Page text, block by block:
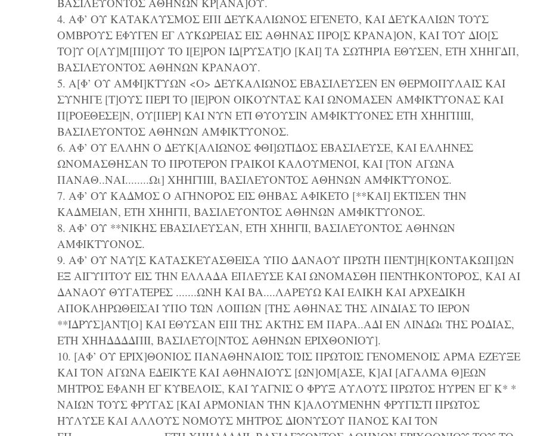
4. ΑΦ’ ΟΥ ΚΑΤΑΚΛΥΣΜΟΣ ΕΠΙ ΔΕΥΚΑΛΙΩΝΟΣ ΕΓΕΝΕΤΟ, ΚΑΙ ΔΕΥΚΑΛΙΩΝ ΤΟΥΣ
ΟΜΒΡΟΥΣ ΕΦΥΓΕΝ ΕΓ ΛΥΚΩΡΕΙΑΣ ΕΙΣ ΑΘΗΝΑΣ ΠΡΟ[Σ ΚΡΑΝΑ]ΟΝ, ΚΑΙ ΤΟΥ ΔΙΟ[Σ
ΤΟ]Υ Ο[ΛΥ]Μ[ΠΙ]ΟΥ ΤΟ Ι[Ε]ΡΟΝ ΙΔ[ΡΥΣΑΤ]Ο [ΚΑΙ] ΤΑ ΣΩΤΗΡΙΑ ΕΘΥΣΕΝ, ΕΤΗ ΧΗΗΓΔΠ,
ΒΑΣΙΛΕΥΟΝΤΟΣ ΑΘΗΝΩΝ ΚΡΑΝΑΟΥ.
5. Α[Φ’ ΟΥ ΑΜΦΙ]ΚΤΥΩΝ <Ο> ΔΕΥΚΑΛΙΩΝΟΣ ΕΒΑΣΙΛΕΥΣΕΝ ΕΝ ΘΕΡΜΟΠΥΛΑΙΣ ΚΑΙ
ΣΥΝΗΓΕ [Τ]ΟΥΣ ΠΕΡΙ ΤΟ [ΙΕ]ΡΟΝ ΟΙΚΟΥΝΤΑΣ ΚΑΙ ΩΝΟΜΑΣΕΝ ΑΜΦΙΚΤΥΟΝΑΣ ΚΑΙ
Π[ΡΟΕΘΕΣΕ]Ν, ΟΥ[ΠΕΡ] ΚΑΙ ΝΥΝ ΕΤΙ ΘΥΟΥΣΙΝ ΑΜΦΙΚΤΥΟΝΕΣ ΕΤΗ ΧΗΗΓΠΙΙΙ,
ΒΑΣΙΛΕΥΟΝΤΟΣ ΑΘΗΝΩΝ ΑΜΦΙΚΤΥΟΝΟΣ.
6. ΑΦ’ ΟΥ ΕΛΛΗΝ Ο ΔΕΥΚ[ΑΛΙΩΝΟΣ ΦΘΙ]ΩΤΙΔΟΣ ΕΒΑΣΙΛΕΥΣΕ, ΚΑΙ ΕΛΛΗΝΕΣ
ΩΝΟΜΑΣΘΗΣΑΝ ΤΟ ΠΡΟΤΕΡΟΝ ΓΡΑΙΚΟΙ ΚΑΛΟΥΜΕΝΟΙ, ΚΑΙ [ΤΟΝ ΑΓΩΝΑ
ΠΑΝΑΘ..ΝΑΙ........Ωι] ΧΗΗΓΠΙΙ, ΒΑΣΙΛΕΥΟΝΤΟΣ ΑΘΗΝΩΝ ΑΜΦΙΚΤΥΟΝΟΣ.
7. ΑΦ’ ΟΥ ΚΑΔΜΟΣ Ο ΑΓΗΝΟΡΟΣ ΕΙΣ ΘΗΒΑΣ ΑΦΙΚΕΤΟ [**ΚΑΙ] ΕΚΤΙΣΕΝ ΤΗΝ
ΚΑΔΜΕΙΑΝ, ΕΤΗ ΧΗΗΓΠ, ΒΑΣΙΛΕΥΟΝΤΟΣ ΑΘΗΝΩΝ ΑΜΦΙΚΤΥΟΝΟΣ.
8. ΑΦ’ ΟΥ **ΝΙΚΗΣ ΕΒΑΣΙΛΕΥΣΑΝ, ΕΤΗ ΧΗΗΓΙΙ, ΒΑΣΙΛΕΥΟΝΤΟΣ ΑΘΗΝΩΝ
ΑΜΦΙΚΤΥΟΝΟΣ.
9. ΑΦ’ ΟΥ ΝΑΥ[Σ ΚΑΤΑΣΚΕΥΑΣΘΕΙΣΑ ΥΠΟ ΔΑΝΑΟΥ ΠΡΩΤΗ ΠΕΝΤ]Η[ΚΟΝΤΑΚΩΠ]ΩΝ
ΕΞ ΑΙΓΥΠΤΟΥ ΕΙΣ ΤΗΝ ΕΛΛΑΔΑ ΕΠΛΕΥΣΕ ΚΑΙ ΩΝΟΜΑΣΘΗ ΠΕΝΤΗΚΟΝΤΟΡΟΣ, ΚΑΙ ΑΙ
ΔΑΝΑΟΥ ΘΥΓΑΤΕΡΕΣ .......ΩΝΗ ΚΑΙ ΒΑ....ΛΑΡΕΥΩ ΚΑΙ ΕΛΙΚΗ ΚΑΙ ΑΡΧΕΔΙΚΗ
ΑΠΟΚΛΗΡΩΘΕΙΣΑΙ ΥΠΟ ΤΩΝ ΛΟΙΠΩΝ [ΤΗΣ ΑΘΗΝΑΣ ΤΗΣ ΛΙΝΔΙΑΣ ΤΟ ΙΕΡΟΝ
**ΙΔΡΥΣ]ΑΝΤ[Ο] ΚΑΙ ΕΘΥΣΑΝ ΕΠΙ ΤΗΣ ΑΚΤΗΣ ΕΜ ΠΑΡΑ..ΑΔΙ ΕΝ ΛΙΝΔΩι ΤΗΣ ΡΟΔΙΑΣ,
ΕΤΗ ΧΗΗΔΔΔΔΠΙΙ, ΒΑΣΙΛΕΥΟ[ΝΤΟΣ ΑΘΗΝΩΝ ΕΡΙΧΘΟΝΙΟΥ].
10. [ΑΦ’ ΟΥ ΕΡΙΧ]ΘΟΝΙΟΣ ΠΑΝΑΘΗΝΑΙΟΙΣ ΤΟΙΣ ΠΡΩΤΟΙΣ ΓΕΝΟΜΕΝΟΙΣ ΑΡΜΑ ΕΖΕΥΞΕ
ΚΑΙ ΤΟΝ ΑΓΩΝΑ ΕΔΕΙΚΥΕ ΚΑΙ ΑΘΗΝΑΙΟΥΣ [ΩΝ]ΟΜ[ΑΣΕ, Κ]ΑΙ [ΑΓΑΛΜΑ Θ]ΕΩΝ
ΜΗΤΡΟΣ ΕΦΑΝΗ ΕΓ ΚΥΒΕΛΟΙΣ, ΚΑΙ ΥΑΓΝΙΣ Ο ΦΡΥΞ ΑΥΛΟΥΣ ΠΡΩΤΟΣ ΗΥΡΕΝ ΕΓ Κ* *
ΝΑΙΩΝ ΤΟΥΣ ΦΡΥΓΑΣ [ΚΑΙ ΑΡΜΟΝΙΑΝ ΤΗΝ Κ]ΑΛΟΥΜΕΝΗΝ ΦΡΥΓΙΣΤΙ ΠΡΩΤΟΣ
ΗΥΛΥΣΕ ΚΑΙ ΑΛΛΟΥΣ ΝΟΜΟΥΣ ΜΗΤΡΟΣ ΔΙΟΝΥΣΟΥ ΠΑΝΟΣ ΚΑΙ ΤΟΝ